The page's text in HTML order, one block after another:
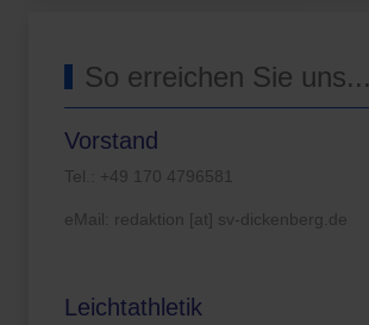
So erreichen Sie uns...
Vorstand
Tel.: +49 170 4796581
eMail: redaktion [at] sv-dickenberg.de
Leichtathletik